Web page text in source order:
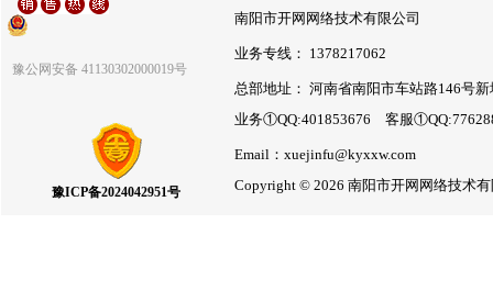
豫公网安备 41130302000019号
豫ICP备2024042951号
南阳市开网网络技术有限公司
业务专线： 1378217062
总部地址： 河南省南阳市车站路146号
业务①QQ:401853676 客服
Email：xuejinfu@kyxxw.com
Copyright © 2026 南阳市开网网络技术